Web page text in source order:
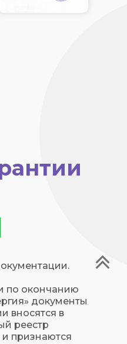
по окончанию
документы
вносятся в
реестр
признаются